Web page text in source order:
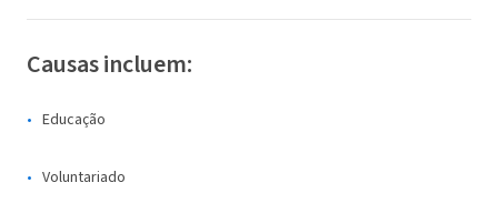
Causas incluem:
Educação
Voluntariado